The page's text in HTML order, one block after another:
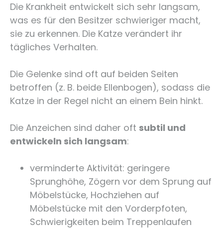
Die Krankheit entwickelt sich sehr langsam,
was es für den Besitzer schwieriger macht,
sie zu erkennen. Die Katze verändert ihr
tägliches Verhalten.
Die Gelenke sind oft auf beiden Seiten
betroffen (z. B. beide Ellenbogen), sodass die
Katze in der Regel nicht an einem Bein hinkt.
Die Anzeichen sind daher oft subtil und
entwickeln sich langsam:
verminderte Aktivität: geringere
Sprunghöhe, Zögern vor dem Sprung auf
Möbelstücke, Hochziehen auf
Möbelstücke mit den Vorderpfoten,
Schwierigkeiten beim Treppenlaufen